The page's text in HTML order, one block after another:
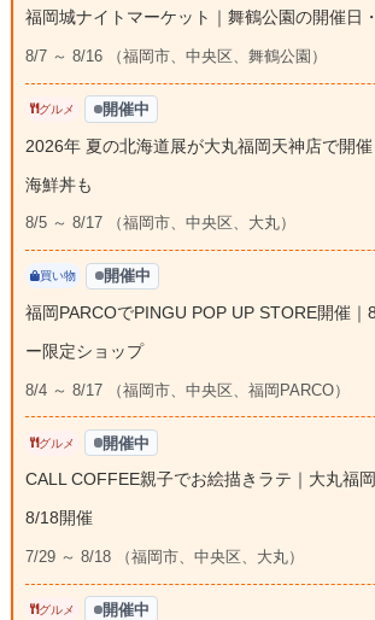
福岡城ナイトマーケット｜舞鶴公園の開催日
8/7 ～ 8/16 （福岡市、中央区、舞鶴公園）
グルメ 開催中
2026年 夏の北海道展が大丸福岡天神店で開
海鮮丼も
8/5 ～ 8/17 （福岡市、中央区、大丸）
買い物 開催中
福岡PARCOでPINGU POP UP STORE開催｜
ー限定ショップ
8/4 ～ 8/17 （福岡市、中央区、福岡PARCO）
グルメ 開催中
CALL COFFEE親子でお絵描きラテ｜大丸福
8/18開催
7/29 ～ 8/18 （福岡市、中央区、大丸）
グルメ 開催中